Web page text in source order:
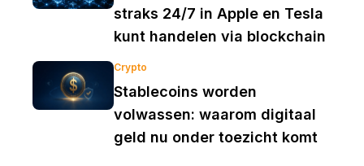
straks 24/7 in Apple en Tesla
kunt handelen via blockchain
Crypto
Stablecoins worden
volwassen: waarom digitaal
geld nu onder toezicht komt